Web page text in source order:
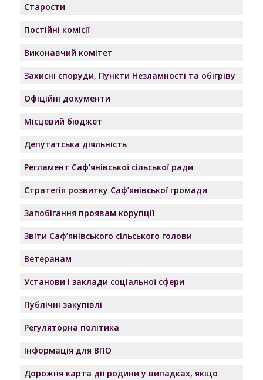
Старости
Постійні комісії
Виконавчий комітет
Захисні споруди, Пункти Незламності та обігріву
Офіційні документи
Місцевий бюджет
Депутатська діяльність
Регламент Саф’янівської сільської ради
Стратегія розвитку Саф’янівської громади
Запобігання проявам корупції
Звіти Саф’янівського сільського голови
Ветеранам
Установи і заклади соціальної сфери
Публічні закупівлі
Регуляторна політика
Інформація для ВПО
Дорожня карта дії родини у випадках, якщо